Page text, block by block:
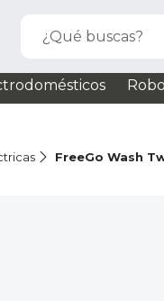
¿Qué buscas?
FreeGo Wash